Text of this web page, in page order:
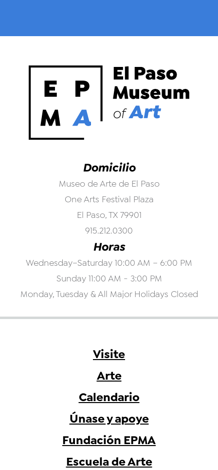
Domicilio
Museo de Arte de El Paso
One Arts Festival Plaza
El Paso, TX 79901
915.212.0300
Horas
Wednesday–Saturday 10:00 AM – 6:00 PM
Sunday 11:00 AM - 3:00 PM
Monday, Tuesday & All Major Holidays Closed
Visite
Arte
Calendario
Únase y apoye
Fundación EPMA
Escuela de Arte